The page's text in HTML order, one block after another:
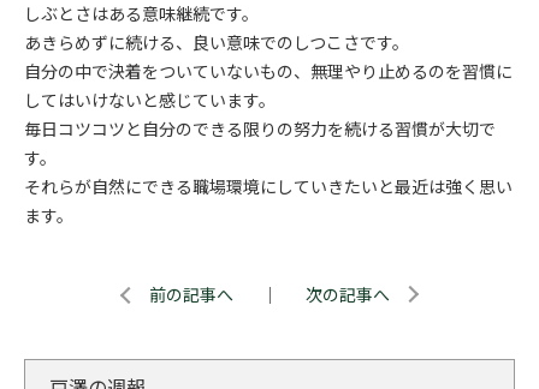
しぶとさはある意味継続です。
あきらめずに続ける、良い意味でのしつこさです。
自分の中で決着をついていないもの、無理やり止めるのを習慣に
してはいけないと感じています。
毎日コツコツと自分のできる限りの努力を続ける習慣が大切で
す。
それらが自然にできる職場環境にしていきたいと最近は強く思い
ます。
前の記事へ ｜ 次の記事へ